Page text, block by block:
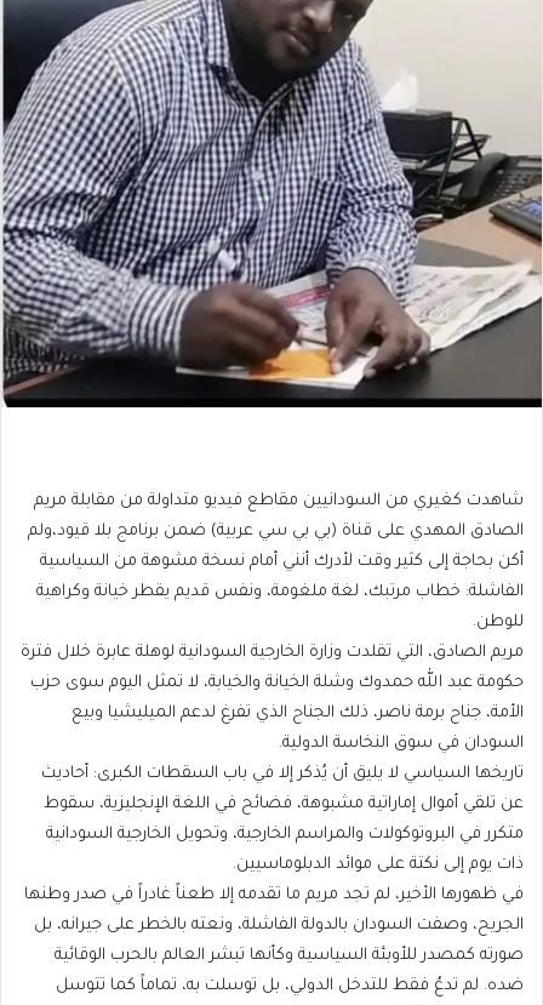
شاهدت كغيري من السودانيين مقاطع فيديو متداولة من مقابلة مريم
الصادق المهدي على قناة (بي بي سي عربية) ضمن برنامج بلا قيود،ولم
أكن بحاجة إلى كثير وقت لأدرك أنني أمام نسخة مشوهة من السياسية
الفاشلة: خطاب مرتبك، لغة ملغومة، ونفس قديم يقطر خيانة وكراهية
للوطن.
مريم الصادق، التي تقلدت وزارة الخارجية السودانية لوهلة عابرة خلال فترة
حكومة عبد الله حمدوك وشلة الخيانة والخيابة، لا تمثل اليوم سوى حزب
الأمة، جناح برمة ناصر، ذلك الجناح الذي تفرغ لدعم الميليشيا وبيع
السودان في سوق النخاسة الدولية.
تاريخها السياسي لا يليق أن يُذكر إلا في باب السقطات الكبرى: أحاديث
عن تلقي أموال إماراتية مشبوهة، فضائح في اللغة الإنجليزية، سقوط
متكرر في البروتوكولات والمراسم الخارجية، وتحويل الخارجية السودانية
ذات يوم إلى نكتة على موائد الدبلوماسيين.
في ظهورها الأخير، لم تجد مريم ما تقدمه إلا طعناً غادراً في صدر وطنها
الجريح، وصفت السودان بالدولة الفاشلة، ونعته بالخطر على جيرانه، بل
صورته كمصدر للأوبئة السياسية وكأنها تبشر العالم بالحرب الوقائية
ضده. لم تدعُ فقط للتدخل الدولي، بل توسلت به، تماماً كما تتوسل